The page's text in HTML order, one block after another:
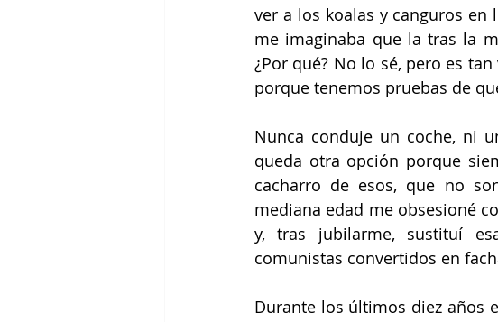
ver a los koalas y canguros
me imaginaba que la tras la
¿Por qué? No lo sé, pero es
porque tenemos pruebas de
Nunca conduje un coche, ni
queda otra opción porque
cacharro de esos, que no
mediana edad me obsesioné
y, tras jubilarme, sustituí
comunistas convertidos en
Durante los últimos diez años